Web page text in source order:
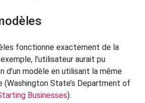
fonctionne exactement de la
l’utilisateur aurait pu
d’un modèle en utilisant la même
(Washington State’s Department of
Businesses).